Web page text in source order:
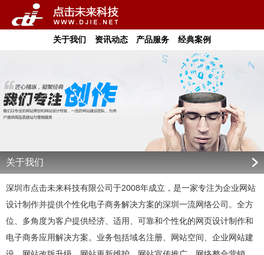
关于我们 资讯动态 产品服务 经典案例
关于我们
深圳市点击未来科技有限公司于2008年成立，是一家专注为企业网站
设计制作并提供个性化电子商务解决方案的深圳一流网络公司。全方
位、多角度为客户提供经济、适用、可靠和个性化的网页设计制作和
电子商务应用解决方案。业务包括域名注册、网站空间、企业网站建